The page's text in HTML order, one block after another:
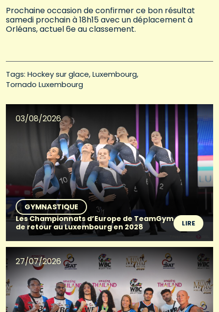
Prochaine occasion de confirmer ce bon résultat
samedi prochain à 18h15 avec un déplacement à
Orléans, actuel 6e au classement.
Tags: Hockey sur glace Luxembourg
Tornado Luxembourg
03/08/2026
GYMNASTIQUE
Les Championnats d’Europe de TeamGym
de retour au Luxembourg en 2028
LIRE
27/07/2026